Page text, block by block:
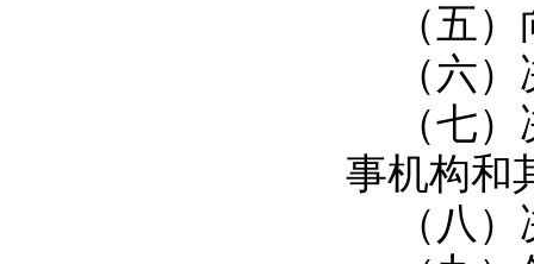
（五
（六
（七
事机构和
（八